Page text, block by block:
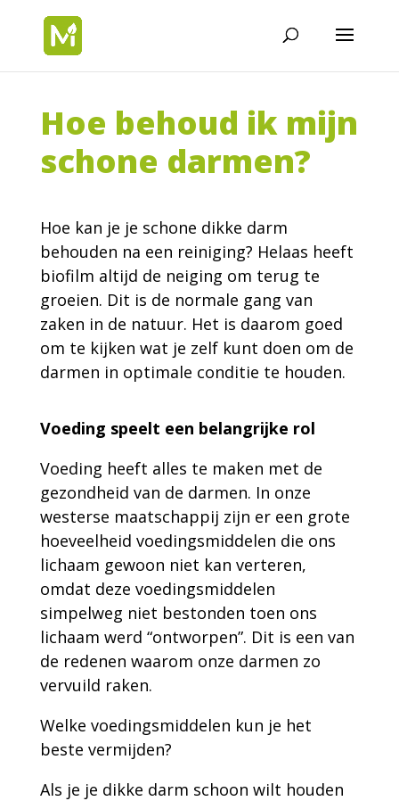
Hoe behoud ik mijn
schone darmen?
Hoe kan je je schone dikke darm
behouden na een reiniging? Helaas heeft
biofilm altijd de neiging om terug te
groeien. Dit is de normale gang van
zaken in de natuur. Het is daarom goed
om te kijken wat je zelf kunt doen om de
darmen in optimale conditie te houden.
Voeding speelt een belangrijke rol
Voeding heeft alles te maken met de
gezondheid van de darmen. In onze
westerse maatschappij zijn er een grote
hoeveelheid voedingsmiddelen die ons
lichaam gewoon niet kan verteren,
omdat deze voedingsmiddelen
simpelweg niet bestonden toen ons
lichaam werd “ontworpen”. Dit is een van
de redenen waarom onze darmen zo
vervuild raken.
Welke voedingsmiddelen kun je het
beste vermijden?
Als je je dikke darm schoon wilt houden